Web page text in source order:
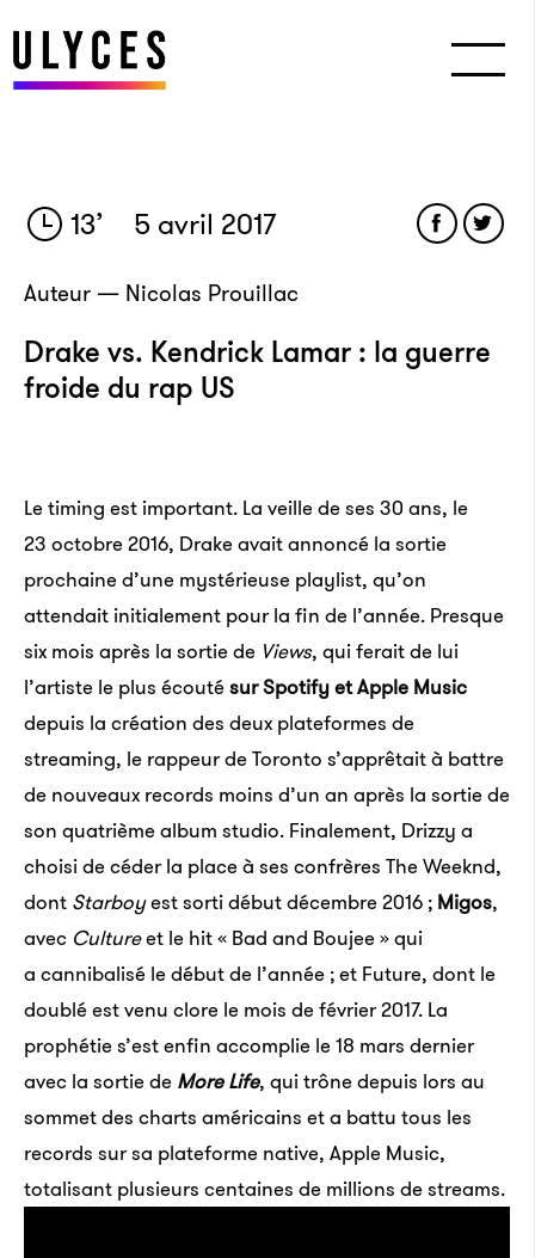
13’ 5 avril 2017
Auteur — Nicolas Prouillac
Drake vs. Kendrick Lamar : la guerre
froide du rap US
Le timing est important. La veille de ses 30 ans, le
23 octobre 2016, Drake avait annoncé la sortie
prochaine d’une mystérieuse playlist, qu’on
attendait initialement pour la fin de l’année. Presque
six mois après la sortie de Views, qui ferait de lui
l’artiste le plus écouté sur Spotify et Apple Music
depuis la création des deux plateformes de
streaming, le rappeur de Toronto s’apprêtait à battre
de nouveaux records moins d’un an après la sortie de
son quatrième album studio. Finalement, Drizzy a
choisi de céder la place à ses confrères The Weeknd,
dont Starboyest sorti début décembre 2016 ; Migos,
avec Cultureet le hit « Bad and Boujee » qui
a cannibalisé le début de l’année ; et Future, dont le
doublé est venu clore le mois de février 2017. La
prophétie s’est enfin accomplie le 18 mars dernier
avec la sortie de More Life, qui trône depuis lors au
sommet des charts américains et a battu tous les
records sur sa plateforme native, Apple Music,
totalisant plusieurs centaines de millions de streams.